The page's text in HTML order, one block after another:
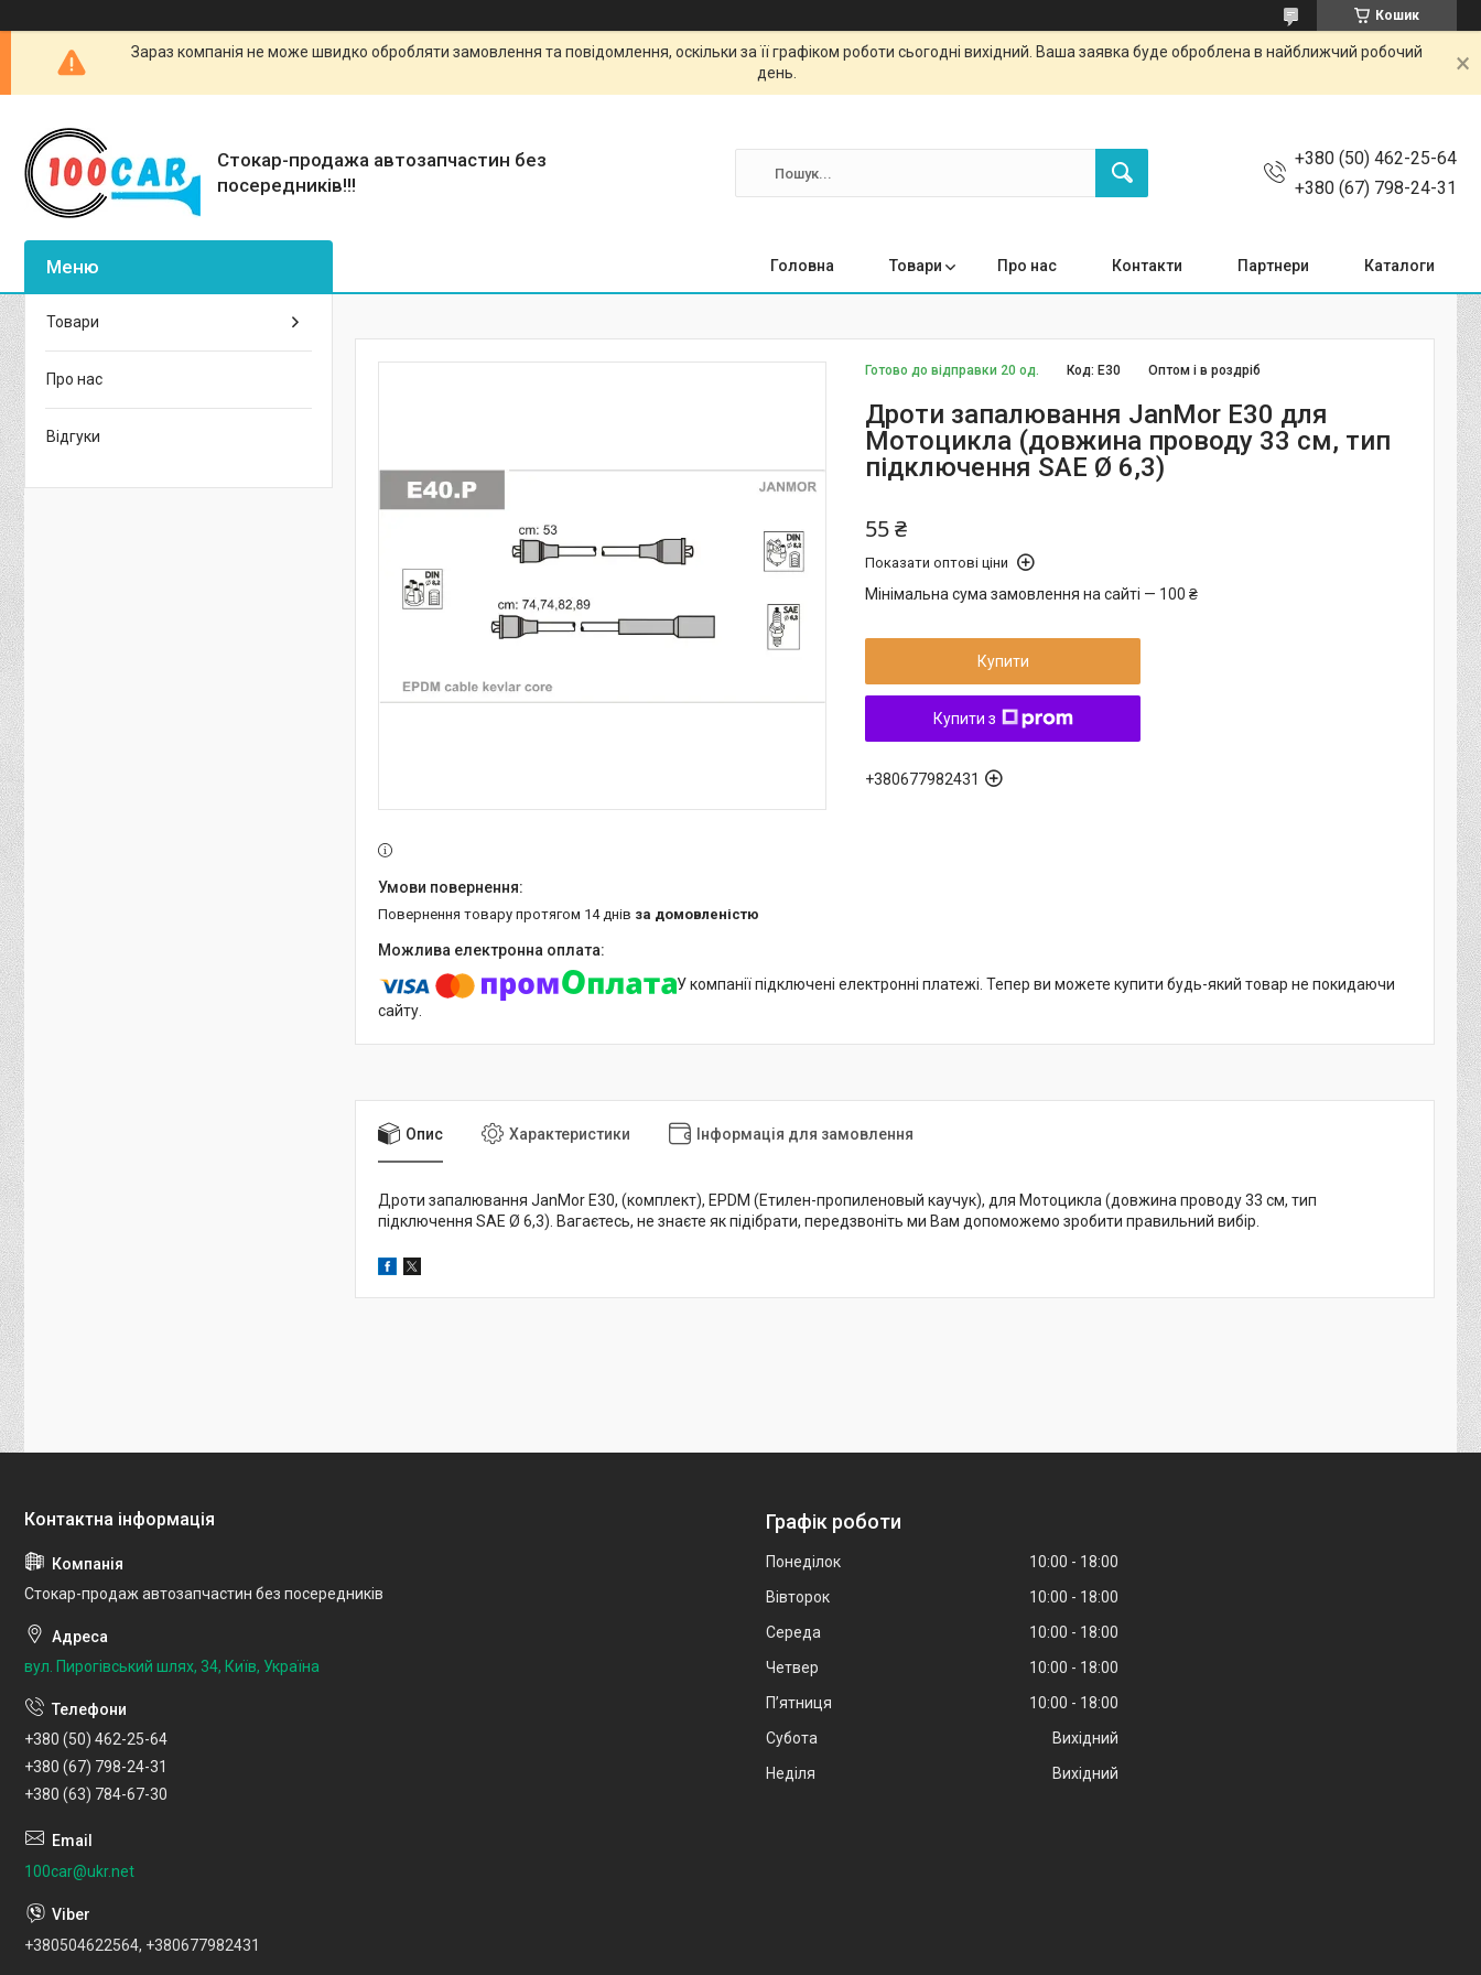
Кошик
Зараз компанія не може швидко обробляти замовлення та повідомлення, оскільки за її графіком роботи сьогодні вихідний. Ваша заявка буде оброблена в найближчий робочий
день.
Стокар-продажа автозапчастин без
посередників!!!
+380 (50) 462-25-64
+380 (67) 798-24-31
Головна Товари Про нас Контакти Партнери Каталоги
Готово до відправки 20 од. Оптом і в роздріб
Код: E30
Дроти запалювання JanMor E30 для
Мотоцикла (довжина проводу 33 см, тип
підключення SAE Ø 6,3)
55 ₴
Показати оптові ціни
Мінімальна сума замовлення на сайті — 100 ₴
Купити
Купити з
+380677982431
повернення товару протягом 14 днів за домовленістю
У компанії підключені електронні платежі. Тепер ви можете купити будь-який товар не покидаючи
сайту.
Опис Характеристики Інформація для замовлення
Дроти запалювання JanMor E30, (комплект), EPDM (Етилен-пропиленовый каучук), для Мотоцикла (довжина проводу 33 см, тип
підключення SAE Ø 6,3). Вагаєтесь, не знаєте як підібрати, передзвоніть ми Вам допоможемо зробити правильний вибір.
Товари
Про нас
Відгуки
Стокар-продаж автозапчастин без посередників
вул. Пирогівський шлях, 34, Київ, Україна
+380 (50) 462-25-64
+380 (67) 798-24-31
+380 (63) 784-67-30
100car@ukr.net
+380504622564, +380677982431
Графік роботи
Понеділок 10:00
18:00
Вівторок
10:00
18:00
Середа
10:00
18:00
Четвер
10:00
18:00
Пʼятниця
10:00
18:00
Субота
Вихідний
Неділя
Вихідний